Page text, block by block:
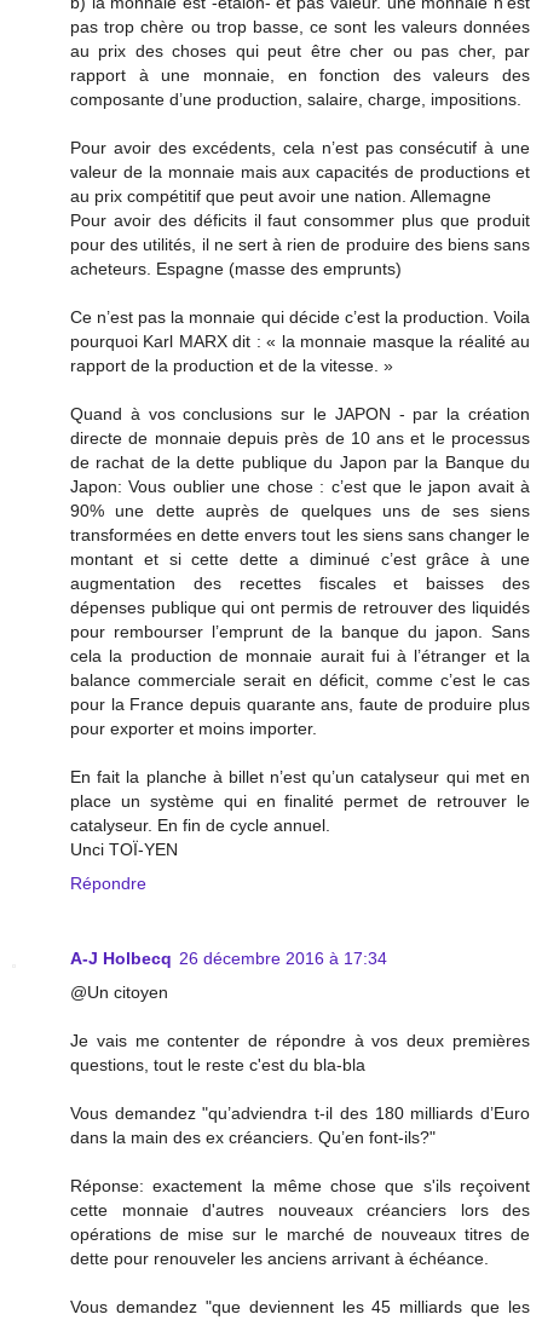
pas trop chère ou trop basse, ce sont les valeurs données
au prix des choses qui peut être cher ou pas cher, par
rapport à une monnaie, en fonction des valeurs des
composante d’une production, salaire, charge, impositions.
Pour avoir des excédents, cela n’est pas consécutif à une
valeur de la monnaie mais aux capacités de productions et
au prix compétitif que peut avoir une nation. Allemagne
Pour avoir des déficits il faut consommer plus que produit
pour des utilités, il ne sert à rien de produire des biens sans
acheteurs. Espagne (masse des emprunts)
Ce n’est pas la monnaie qui décide c’est la production. Voila
pourquoi Karl MARX dit : « la monnaie masque la réalité au
rapport de la production et de la vitesse. »
Quand à vos conclusions sur le JAPON - par la création
directe de monnaie depuis près de 10 ans et le processus
de rachat de la dette publique du Japon par la Banque du
Japon: Vous oublier une chose : c’est que le japon avait à
90% une dette auprès de quelques uns de ses siens
transformées en dette envers tout les siens sans changer le
montant et si cette dette a diminué c’est grâce à une
augmentation des recettes fiscales et baisses des
dépenses publique qui ont permis de retrouver des liquidés
pour rembourser l’emprunt de la banque du japon. Sans
cela la production de monnaie aurait fui à l’étranger et la
balance commerciale serait en déficit, comme c’est le cas
pour la France depuis quarante ans, faute de produire plus
pour exporter et moins importer.
En fait la planche à billet n’est qu’un catalyseur qui met en
place un système qui en finalité permet de retrouver le
catalyseur. En fin de cycle annuel.
Unci TOÏ-YEN
Répondre
A-J Holbecq 26 décembre 2016 à 17:34
@Un citoyen
Je vais me contenter de répondre à vos deux premières
questions, tout le reste c'est du bla-bla
Vous demandez "qu’adviendra t-il des 180 milliards d’Euro
dans la main des ex créanciers. Qu’en font-ils?"
Réponse: exactement la même chose que s'ils reçoivent
cette monnaie d'autres nouveaux créanciers lors des
opérations de mise sur le marché de nouveaux titres de
dette pour renouveler les anciens arrivant à échéance.
Vous demandez "que deviennent les 45 milliards que les